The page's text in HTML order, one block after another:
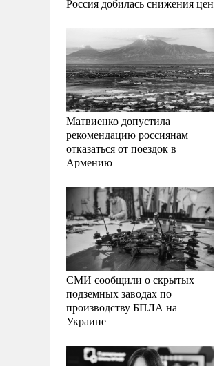
Россия добилась снижения цен
Матвиенко допустила
рекомендацию россиянам
отказаться от поездок в
Армению
СМИ сообщили о скрытых
подземных заводах по
производству БПЛА на
Украине